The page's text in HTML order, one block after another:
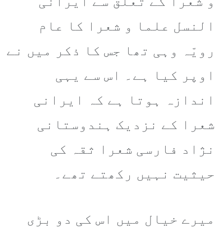
النسل علما و شعرا کا عام
رویّہ وہی تھا جس کا ذکر میں نے
اوپر کیا ہے۔ اس سے یہی
اندازہ ہوتا ہے کہ ایرانی
شعرا کے نزدیک ہندوستانی
نژاد فارسی شعرا ثقہ کی
حیثیت نہیں رکھتے تھے۔
میرے خیال میں اس کی دو بڑی